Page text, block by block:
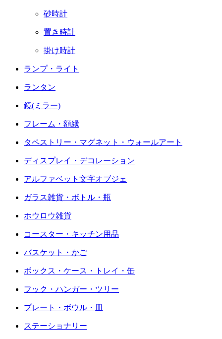
砂時計
置き時計
掛け時計
ランプ・ライト
ランタン
鏡(ミラー)
フレーム・額縁
タペストリー・マグネット・ウォールアート
ディスプレイ・デコレーション
アルファベット文字オブジェ
ガラス雑貨・ボトル・瓶
ホウロウ雑貨
コースター・キッチン用品
バスケット・かご
ボックス・ケース・トレイ・缶
フック・ハンガー・ツリー
プレート・ボウル・皿
ステーショナリー